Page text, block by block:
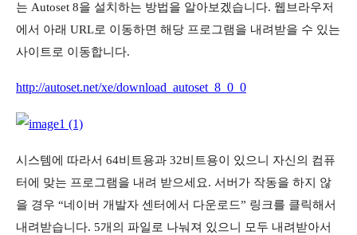
는 Autoset 8을 설치하는 방법을 알아보겠습니다. 웹브라우저
에서 아래 URL로 이동하면 해당 프로그램을 내려받을 수 있는
사이트로 이동합니다.
http://autoset.net/xe/download_autoset_8_0_0
시스템에 따라서 64비트용과 32비트용이 있으니 자신의 컴퓨
터에 맞는 프로그램을 내려 받으세요. 서버가 작동을 하지 않
을 경우 “네이버 개발자 센터에서 다운로드” 링크를 클릭해서
내려받습니다. 5개의 파일로 나눠져 있으니 모두 내려받아서